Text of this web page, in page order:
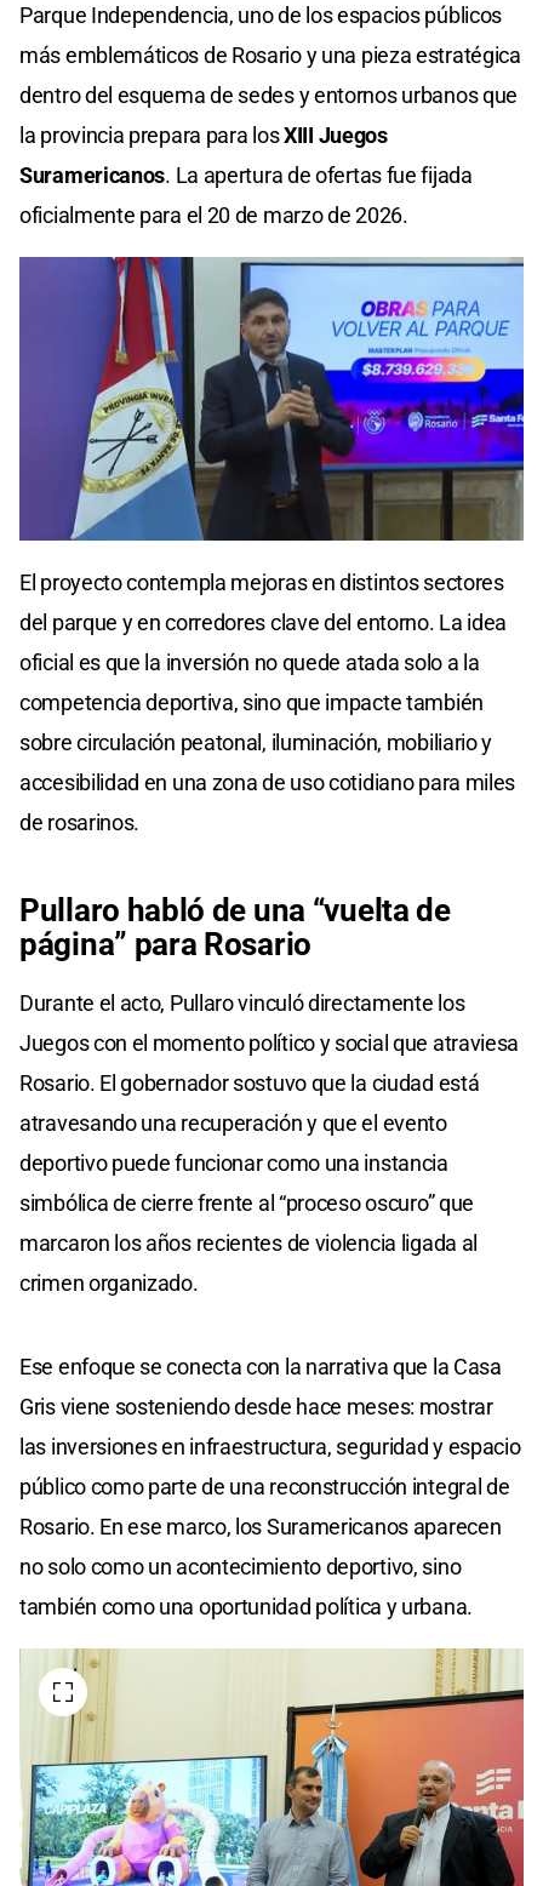
Parque Independencia, uno de los espacios públicos
más emblemáticos de Rosario y una pieza estratégica
dentro del esquema de sedes y entornos urbanos que
la provincia prepara para losXIII Juegos
Suramericanos. La apertura de ofertas fue fijada
oficialmente para el 20 de marzo de 2026.
El proyecto contempla mejoras en distintos sectores
del parque y en corredores clave del entorno. La idea
oficial es que la inversión no quede atada solo a la
competencia deportiva, sino que impacte también
sobre circulación peatonal, iluminación, mobiliario y
accesibilidad en una zona de uso cotidiano para miles
de rosarinos.
Pullaro habló de una “vuelta de
página” para Rosario
Durante el acto, Pullaro vinculó directamente los
Juegos con el momento político y social que atraviesa
Rosario. El gobernador sostuvo que la ciudad está
atravesando una recuperación y que el evento
deportivo puede funcionar como una instancia
simbólica de cierre frente al “proceso oscuro” que
marcaron los años recientes de violencia ligada al
crimen organizado.
Ese enfoque se conecta con la narrativa que la Casa
Gris viene sosteniendo desde hace meses: mostrar
las inversiones en infraestructura, seguridad y espacio
público como parte de una reconstrucción integral de
Rosario. En ese marco, los Suramericanos aparecen
no solo como un acontecimiento deportivo, sino
también como una oportunidad política y urbana.